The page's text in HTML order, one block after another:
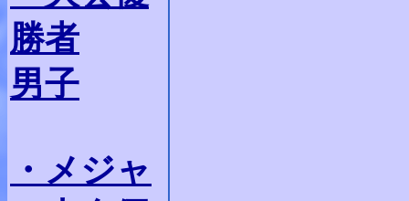
勝者
男子
・メジャ